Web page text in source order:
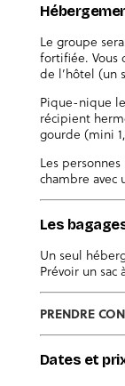
Le groupe
fortifiée. Vous
de l’hôtel (un
Pique-nique
récipient
gourde (mini
Les
chambre avec
Les
Un seul
Prévoir un sac
PRENDRE
Dates et